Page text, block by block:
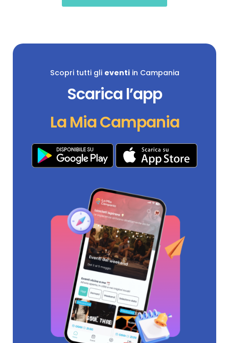
Scopri tutti gli eventiin Campania
Scarica l’app
La Mia Campania